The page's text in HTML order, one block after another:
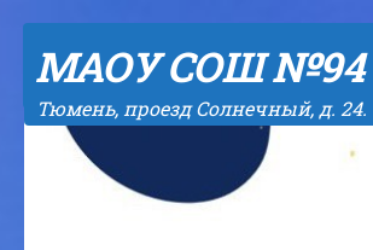
МАОУ СОШ №94
Тюмень, проезд Солнечный, д. 24.